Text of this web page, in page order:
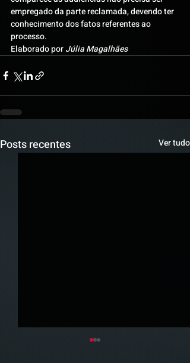
empregado da parte reclamada, devendo ter
conhecimento dos fatos referentes ao
processo.
Elaborado por Júlia Magalhães
Posts recentes Ver tudo